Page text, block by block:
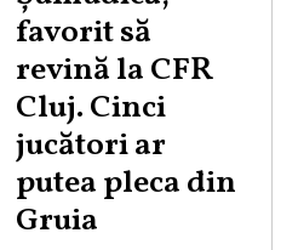
favorit să
revină la CFR
Cluj. Cinci
jucători ar
putea pleca din
Gruia